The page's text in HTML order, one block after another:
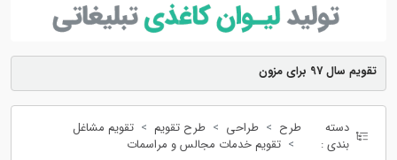
تقویم سال 97 برای مزون
دسته
بندی :
طرح طراحی طرح تقویم
تقویم مشاغل
تقویم خدمات مجالس و مراسمات